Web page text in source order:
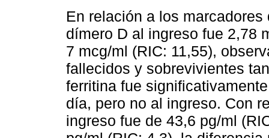
En relación a los
dímero D al ingreso fue 2,78
7 mcg/ml (RIC: 11,55),
fallecidos y sobrevivientes
ferritina fue
día, pero no al ingreso. Con
ingreso fue de 43,6 pg/ml